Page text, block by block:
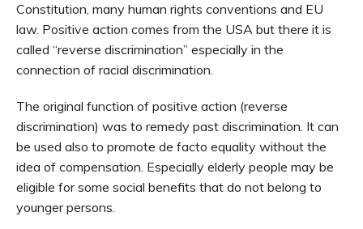
Constitution, many human rights conventions and EU
law. Positive action comes from the USA but there it is
called “reverse discrimination” especially in the
connection of racial discrimination.
The original function of positive action (reverse
discrimination) was to remedy past discrimination. It can
be used also to promote de facto equality without the
idea of compensation. Especially elderly people may be
eligible for some social benefits that do not belong to
younger persons.